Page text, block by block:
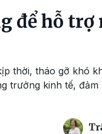
để hỗ trợ
thời, tháo gỡ khó
trưởng kinh tế, đảm